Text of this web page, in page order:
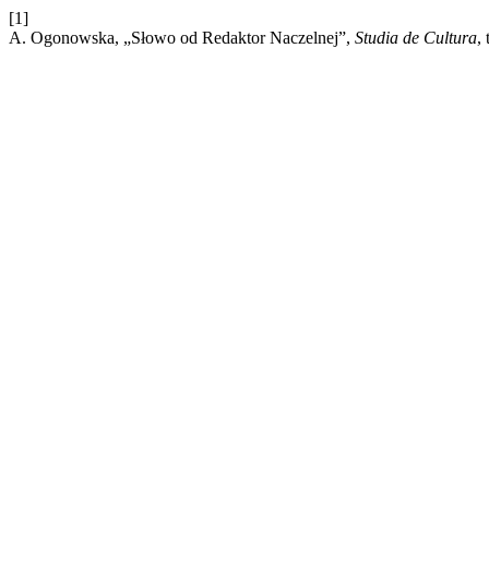
[1]
A. Ogonowska, „Słowo od Redaktor Naczelnej”, Studia de Cultura,